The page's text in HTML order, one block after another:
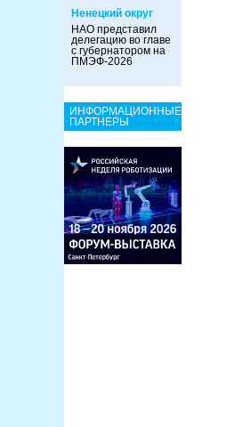
Ненецкий округ
НАО представил
делегацию во главе
с губернатором на
ПМЭФ-2026
ИНФОРМАЦИОННЫЕ
ПАРТНЕРЫ